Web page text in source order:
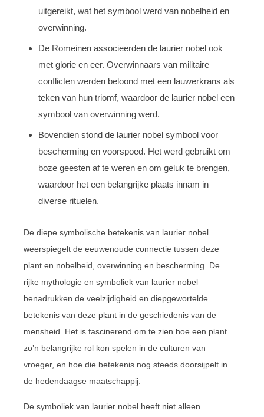
uitgereikt, wat het symbool werd van nobelheid en
overwinning.
De Romeinen associeerden de laurier nobel ook
met glorie en eer. Overwinnaars van militaire
conflicten werden beloond met een lauwerkrans als
teken van hun triomf, waardoor de laurier nobel een
symbool van overwinning werd.
Bovendien stond de laurier nobel symbool voor
bescherming en voorspoed. Het werd gebruikt om
boze geesten af te weren en om geluk te brengen,
waardoor het een belangrijke plaats innam in
diverse rituelen.
De diepe symbolische betekenis van laurier nobel
weerspiegelt de eeuwenoude connectie tussen deze
plant en nobelheid, overwinning en bescherming. De
rijke mythologie en symboliek van laurier nobel
benadrukken de veelzijdigheid en diepgewortelde
betekenis van deze plant in de geschiedenis van de
mensheid. Het is fascinerend om te zien hoe een plant
zo’n belangrijke rol kon spelen in de culturen van
vroeger, en hoe die betekenis nog steeds doorsijpelt in
de hedendaagse maatschappij.
De symboliek van laurier nobel heeft niet alleen